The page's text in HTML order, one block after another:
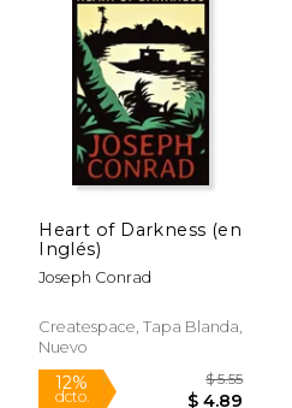
Heart of Darkness (en
Inglés)
Joseph Conrad
Createspace, Tapa Blanda,
Nuevo